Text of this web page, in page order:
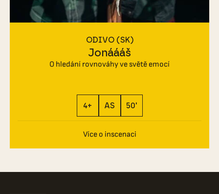
ODIVO (SK)
Jonáááš
O hledání rovnováhy ve světě emocí
4+ AS 50'
Více o inscenaci